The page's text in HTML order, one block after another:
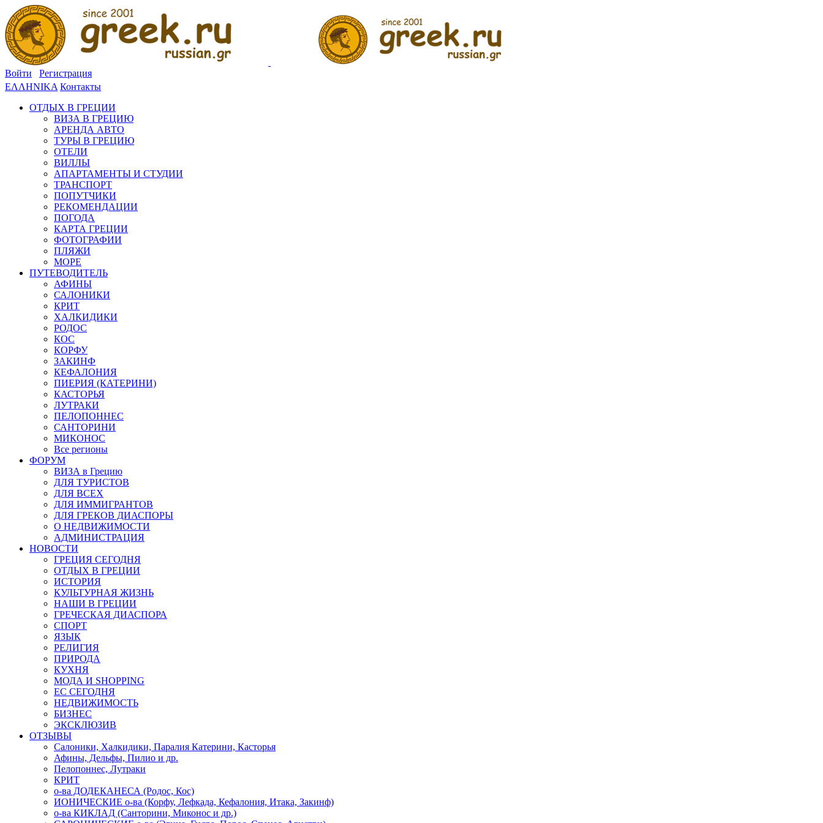
Войти
Регистрация
ΕΛΛΗΝΙΚΑ Контакты
ОТДЫХ В ГРЕЦИИ
ВИЗА В ГРЕЦИЮ
АРЕНДА АВТО
ТУРЫ В ГРЕЦИЮ
ОТЕЛИ
ВИЛЛЫ
АПАРТАМЕНТЫ И СТУДИИ
ТРАНСПОРТ
ПОПУТЧИКИ
РЕКОМЕНДАЦИИ
ПОГОДА
КАРТА ГРЕЦИИ
ФОТОГРАФИИ
ПЛЯЖИ
МОРЕ
ПУТЕВОДИТЕЛЬ
АФИНЫ
САЛОНИКИ
КРИТ
ХАЛКИДИКИ
РОДОС
КОС
КОРФУ
ЗАКИНФ
КЕФАЛОНИЯ
ПИЕРИЯ (КАТЕРИНИ)
КАСТОРЬЯ
ЛУТРАКИ
ПЕЛОПОННЕС
САНТОРИНИ
МИКОНОС
Все регионы
ФОРУМ
ВИЗА в Грецию
ДЛЯ ТУРИСТОВ
ДЛЯ ВСЕХ
ДЛЯ ИММИГРАНТОВ
ДЛЯ ГРЕКОВ ДИАСПОРЫ
О НЕДВИЖИМОСТИ
АДМИНИСТРАЦИЯ
НОВОСТИ
ГРЕЦИЯ СЕГОДНЯ
ОТДЫХ В ГРЕЦИИ
ИСТОРИЯ
КУЛЬТУРНАЯ ЖИЗНЬ
НАШИ В ГРЕЦИИ
ГРЕЧЕСКАЯ ДИАСПОРА
СПОРТ
ЯЗЫК
РЕЛИГИЯ
ПРИРОДА
КУХНЯ
МОДА И SHOPPING
ЕС СЕГОДНЯ
НЕДВИЖИМОСТЬ
БИЗНЕС
ЭКСКЛЮЗИВ
ОТЗЫВЫ
Салоники, Халкидики, Паралия Катерини, Касторья
Афины, Дельфы, Пилио и др.
Пелопоннес, Лутраки
КРИТ
о-ва ДОДЕКАНЕСА (Родос, Кос)
ИОНИЧЕСКИЕ о-ва (Корфу, Лефкада, Кефалония, Итака, Закинф)
о-ва КИКЛАД (Санторини, Миконос и др.)